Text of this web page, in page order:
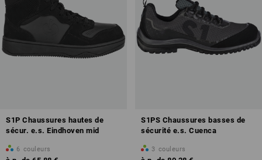
S1P Chaussures hautes de
sécur. e.s. Eindhoven mid
6 couleurs
S1PS Chaussures basses de
sécurité e.s. Cuenca
3 couleurs